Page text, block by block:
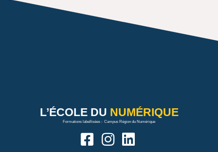
L’ÉCOLE DU NUMÉRIQUE
Formations labellisées : Campus Région du Numérique